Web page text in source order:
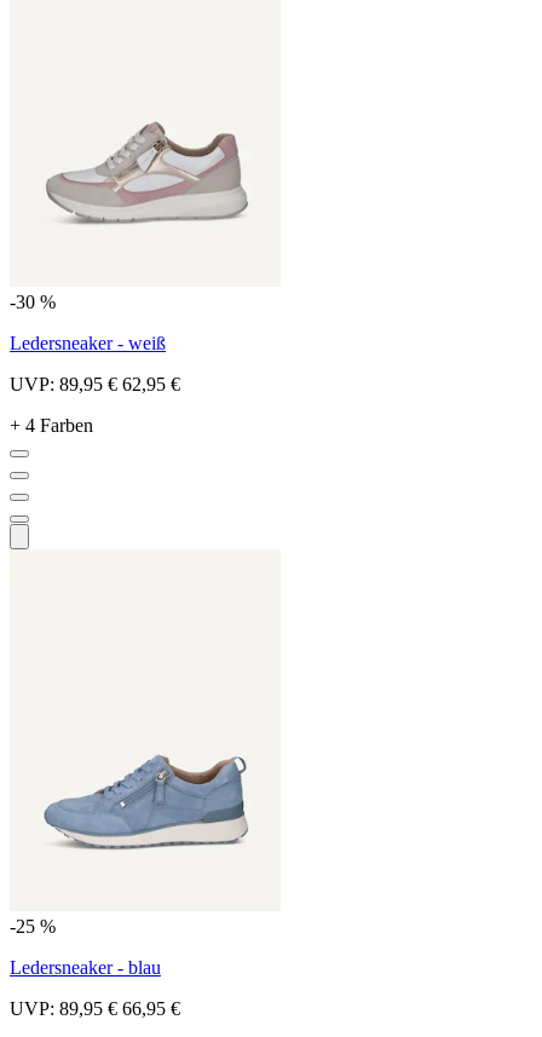
-30 %
Ledersneaker - weiß
UVP: 89,95 € 62,95 €
+ 4 Farben
-25 %
Ledersneaker - blau
UVP: 89,95 € 66,95 €